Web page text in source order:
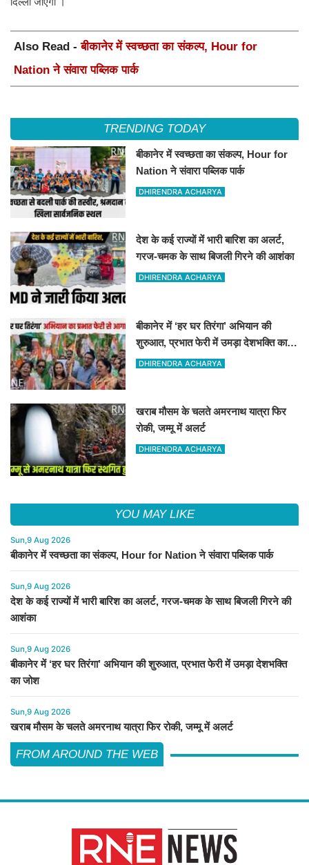
Also Read -बीकानेर में स्वच्छता का संकल्प, Hour for
Nation ने संवारा पब्लिक पार्क
TRENDING TODAY
बीकानेर में स्वच्छता का संकल्प, Hour for
Nation ने संवारा पब्लिक पार्क
DHIRENDRA ACHARYA
देश के कई राज्यों में भारी बारिश का अलर्ट,
गरज-चमक के साथ बिजली गिरने की आशंका
DHIRENDRA ACHARYA
बीकानेर में ‘हर घर तिरंगा’ अभियान की
शुरुआत, प्रभात फेरी में उमड़ा देशभक्ति का
जोश
DHIRENDRA ACHARYA
खराब मौसम के चलते अमरनाथ यात्रा फिर
रोकी, जम्मू में अलर्ट
DHIRENDRA ACHARYA
YOU MAY LIKE
Sun,9 Aug 2026
बीकानेर में स्वच्छता का संकल्प, Hour for Nation ने संवारा पब्लिक पार्क
Sun,9 Aug 2026
देश के कई राज्यों में भारी बारिश का अलर्ट, गरज-चमक के साथ बिजली गिरने की
आशंका
Sun,9 Aug 2026
बीकानेर में ‘हर घर तिरंगा’ अभियान की शुरुआत, प्रभात फेरी में उमड़ा देशभक्ति
का जोश
Sun,9 Aug 2026
खराब मौसम के चलते अमरनाथ यात्रा फिर रोकी, जम्मू में अलर्ट
FROM AROUND THE WEB